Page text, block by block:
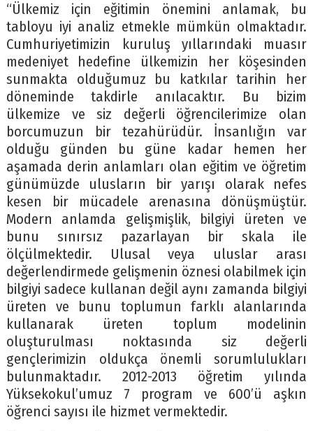
“Ülkemiz için eğitimin önemini anlamak, bu
tabloyu iyi analiz etmekle mümkün olmaktadır.
Cumhuriyetimizin kuruluş yıllarındaki muasır
medeniyet hedefine ülkemizin her köşesinden
sunmakta olduğumuz bu katkılar tarihin her
döneminde takdirle anılacaktır. Bu bizim
ülkemize ve siz değerli öğrencilerimize olan
borcumuzun bir tezahürüdür. İnsanlığın var
olduğu günden bu güne kadar hemen her
aşamada derin anlamları olan eğitim ve öğretim
günümüzde ulusların bir yarışı olarak nefes
kesen bir mücadele arenasına dönüşmüştür.
Modern anlamda gelişmişlik, bilgiyi üreten ve
bunu sınırsız pazarlayan bir skala ile
ölçülmektedir. Ulusal veya uluslar arası
değerlendirmede gelişmenin öznesi olabilmek için
bilgiyi sadece kullanan değil aynı zamanda bilgiyi
üreten ve bunu toplumun farklı alanlarında
kullanarak üreten toplum modelinin
oluşturulması noktasında siz değerli
gençlerimizin oldukça önemli sorumlulukları
bulunmaktadır. 2012-2013 öğretim yılında
Yüksekokul’umuz 7 program ve 600’ü aşkın
öğrenci sayısı ile hizmet vermektedir.